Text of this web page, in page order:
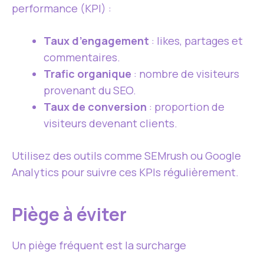
performance (KPI) :
Taux d’engagement : likes, partages et
commentaires.
Trafic organique : nombre de visiteurs
provenant du SEO.
Taux de conversion : proportion de
visiteurs devenant clients.
Utilisez des outils comme SEMrush ou Google
Analytics pour suivre ces KPIs régulièrement.
Piège à éviter
Un piège fréquent est la surcharge